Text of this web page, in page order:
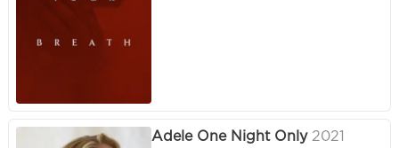
Adele One Night Only 2021